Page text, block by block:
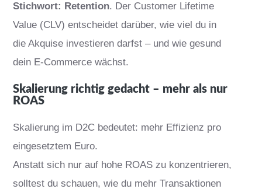
Stichwort: Retention. Der Customer Lifetime
Value (CLV) entscheidet darüber, wie viel du in
die Akquise investieren darfst – und wie gesund
dein E-Commerce wächst.
Skalierung richtig gedacht – mehr als nur
ROAS
Skalierung im D2C bedeutet: mehr Effizienz pro
eingesetztem Euro.
Anstatt sich nur auf hohe ROAS zu konzentrieren,
solltest du schauen, wie du mehr Transaktionen